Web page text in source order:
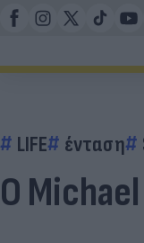
LIFE ένταση
O